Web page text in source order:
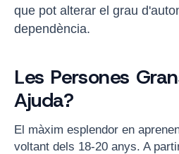
que pot alterar el grau
dependència.
Les Persones
Ajuda?
El màxim esplendor en
voltant dels 18-20 anys. A